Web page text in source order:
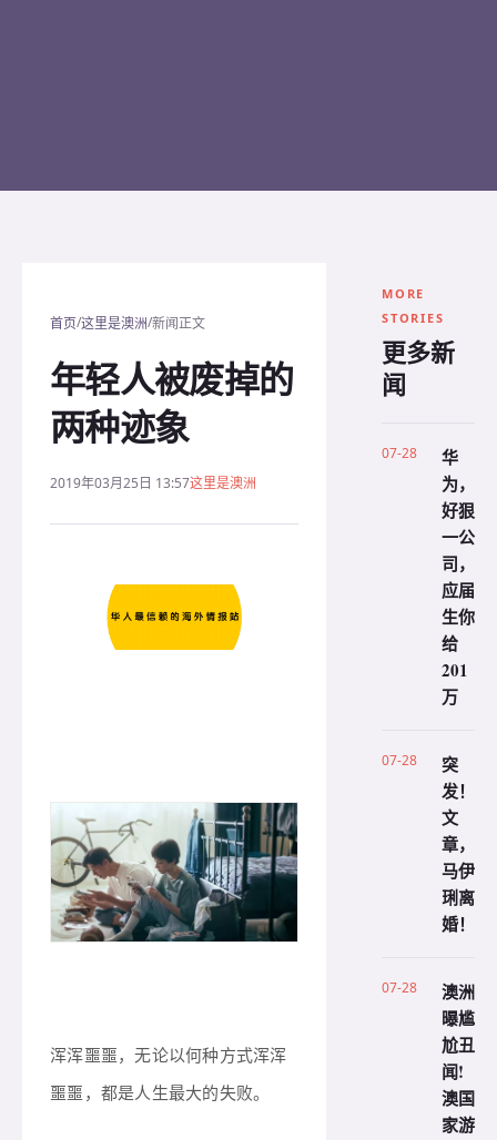
首页/这里是澳洲/新闻正文
年轻人被废掉的
两种迹象
2019年03月25日 13:57这里是澳洲
浑浑噩噩，无论以何种方式浑浑
噩噩，都是人生最大的失败。
MORE
STORIES
更多新
闻
07-28
华
为，
好狠
一公
司，
应届
生你
给
201
万
07-28
突
发！
文
章，
马伊
琍离
婚！
07-28
澳洲
曝尴
尬丑
闻!
澳国
家游